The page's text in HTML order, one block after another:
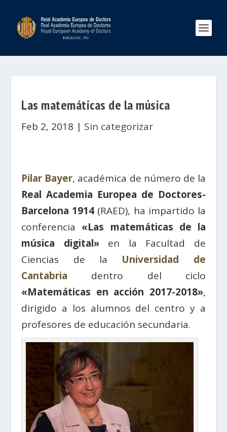
Las matemáticas de la música
Feb 2, 2018 | Sin categorizar
Pilar Bayer, académica de número de la
Real Academia Europea de Doctores-
Barcelona 1914 (RAED), ha impartido la
conferencia «Las matemáticas de la
música digital»en la Facultad de
Ciencias de la Universidad de
Cantabria dentro del ciclo
«Matemáticas en acción 2017-2018»,
dirigido a los alumnos del centro y a
profesores de educación secundaria.